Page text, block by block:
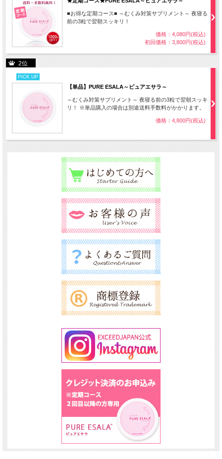
■お得な定期コース■ ～むくみ対策サプリメント～ 夜寝る
前の3粒で翌朝スッキリ！
価格：4,080円(税込)
初回価格：3,800円(税込)
2位
PICK UP
【単品】PURE ESALA～ピュアエサラ～
～むくみ対策サプリメント～ 夜寝る前の3粒で翌朝スッキ
リ！ ※単品購入の場合は別途送料手数料がかかります。
価格：4,800円(税込)